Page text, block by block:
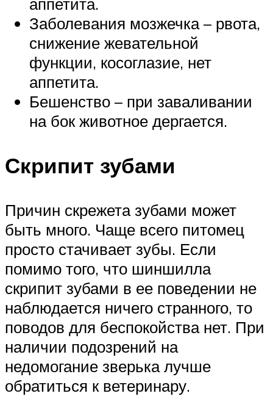
Заболевания мозжечка – рвота,
снижение жевательной
функции, косоглазие, нет
аппетита.
Бешенство – при заваливании
на бок животное дергается.
Скрипит зубами
Причин скрежета зубами может
быть много. Чаще всего питомец
просто стачивает зубы. Если
помимо того, что шиншилла
скрипит зубами в ее поведении не
наблюдается ничего странного, то
поводов для беспокойства нет. При
наличии подозрений на
недомогание зверька лучше
обратиться к ветеринару.